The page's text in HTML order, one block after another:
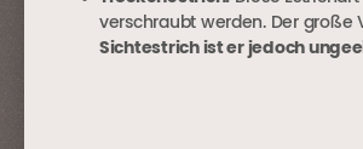
verschraubt werden. Der große
Sichtestrich ist er jedoch